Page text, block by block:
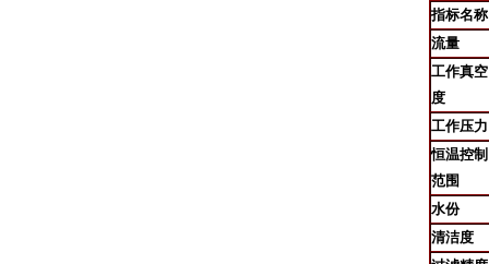
指标名称
流量
工作真空
度
工作压力
恒温控制
范围
水份
清洁度